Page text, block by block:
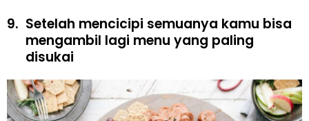
9. Setelah mencicipi semuanya kamu bisa
mengambil lagi menu yang paling
disukai